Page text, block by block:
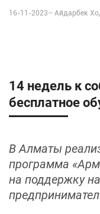
16-11-2023– Айдарбек
14 недель к
бесплатное
В Алматы
программа
на поддержку